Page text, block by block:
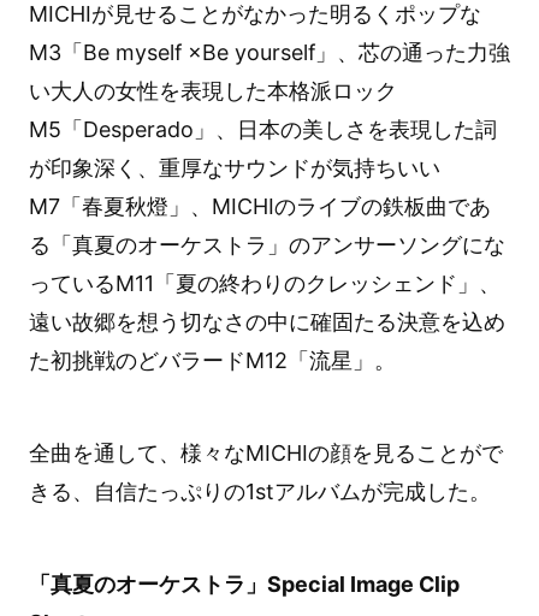
MICHIが見せることがなかった明るくポップな
M3「Be myself ×Be yourself」、芯の通った力強
い大人の女性を表現した本格派ロック
M5「Desperado」、日本の美しさを表現した詞
が印象深く、重厚なサウンドが気持ちいい
M7「春夏秋燈」、MICHIのライブの鉄板曲であ
る「真夏のオーケストラ」のアンサーソングにな
っているM11「夏の終わりのクレッシェンド」、
遠い故郷を想う切なさの中に確固たる決意を込め
た初挑戦のどバラードM12「流星」。
全曲を通して、様々なMICHIの顔を見ることがで
きる、自信たっぷりの1stアルバムが完成した。
「真夏のオーケストラ」Special Image Clip